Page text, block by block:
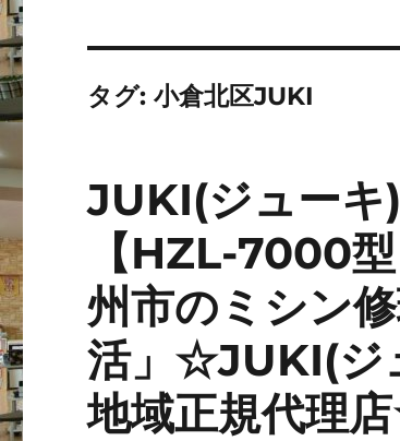
タグ:小倉北区JUKI
JUKI(ジューキ
【HZL-7000
州市のミシン
活」☆JUKI(ジ
地域正規代理